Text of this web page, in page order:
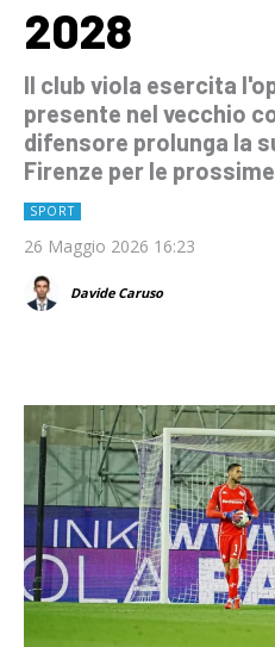
2028
Il club viola esercita
presente nel vecchio
difensore prolunga la
Firenze per le
SPORT
26 Maggio 2026 16:23
Davide Caruso